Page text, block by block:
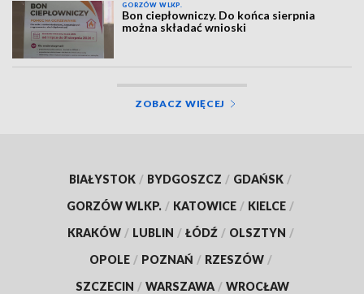
GORZÓW WLKP.
Bon ciepłowniczy. Do końca sierpnia
można składać wnioski
ZOBACZ WIĘCEJ
BIAŁYSTOK / BYDGOSZCZ / GDAŃSK /
GORZÓW WLKP. / KATOWICE / KIELCE /
KRAKÓW / LUBLIN / ŁÓDŹ / OLSZTYN /
OPOLE / POZNAŃ / RZESZÓW /
SZCZECIN / WARSZAWA / WROCŁAW